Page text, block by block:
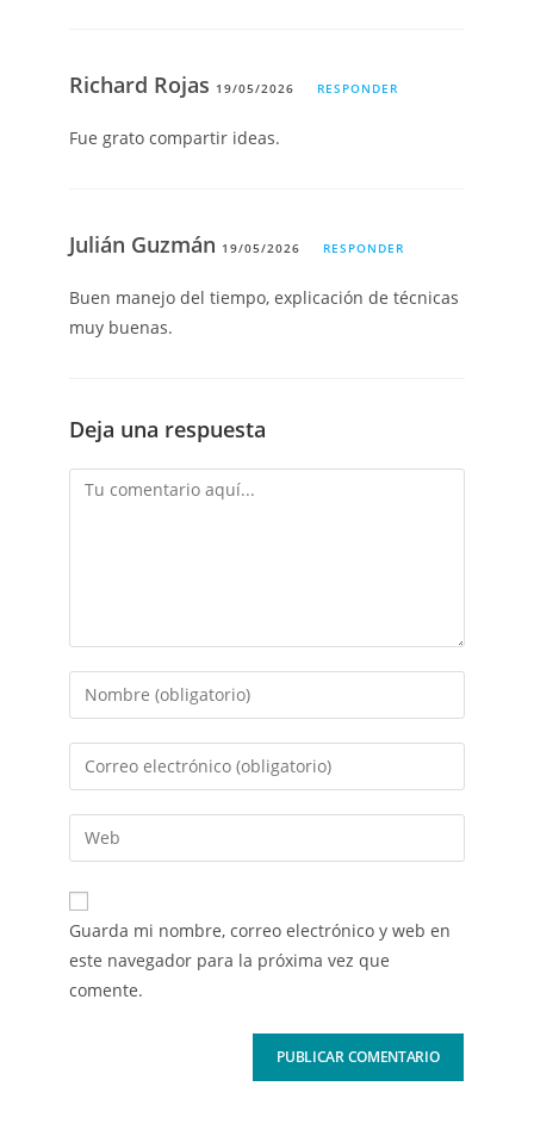
Richard Rojas 19/05/2026 RESPONDER
Fue grato compartir ideas.
Julián Guzmán 19/05/2026 RESPONDER
Buen manejo del tiempo, explicación de técnicas
muy buenas.
Deja una respuesta
Guarda mi nombre, correo electrónico y web en
este navegador para la próxima vez que
comente.